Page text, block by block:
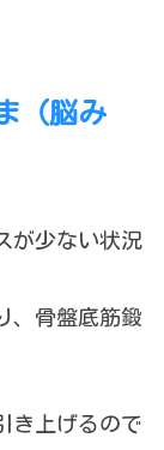
（脳み
が少ない状況
、骨盤底筋鍛
き上げるので